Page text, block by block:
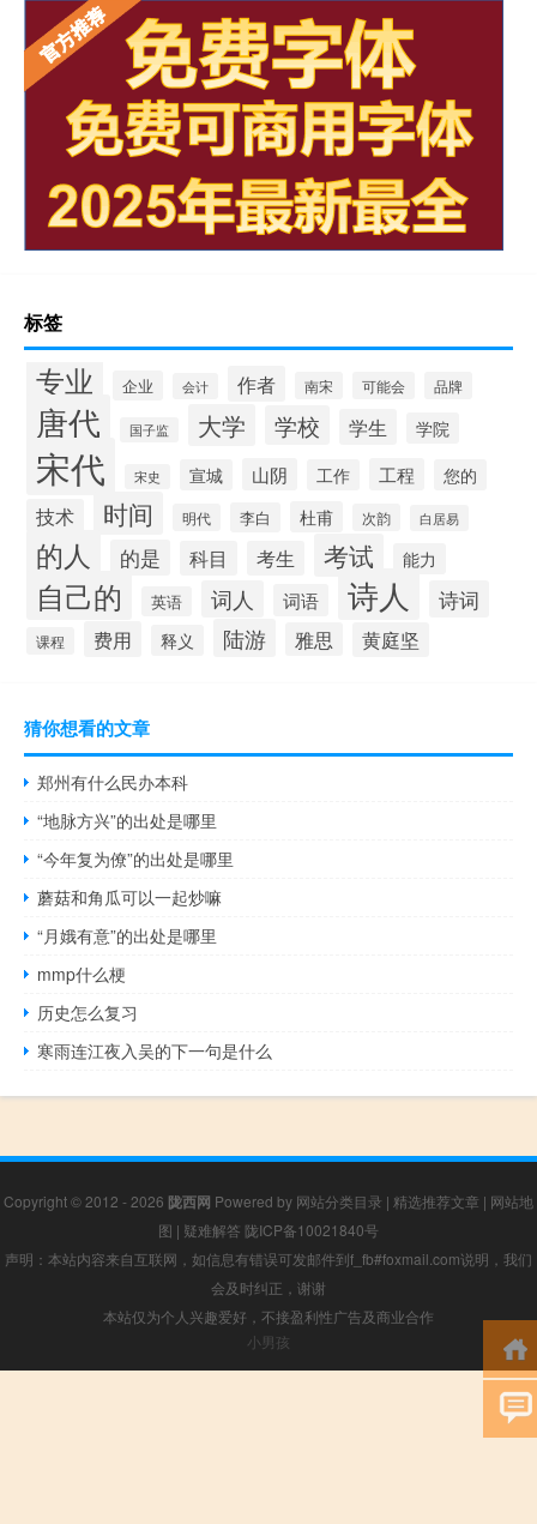
标签
专业 企业 会计 作者 南宋 可能会 品牌
唐代 国子监 大学 学校 学生 学院
宋代 宋史 宣城 山阴 工作 工程 您的
技术 时间 明代 李白 杜甫 次韵 白居易
的人 的是 科目 考生 考试 能力
自己的 英语 词人 词语 诗人 诗词
课程 费用 释义 陆游 雅思 黄庭坚
猜你想看的文章
郑州有什么民办本科
“地脉方兴”的出处是哪里
“今年复为僚”的出处是哪里
蘑菇和角瓜可以一起炒嘛
“月娥有意”的出处是哪里
mmp什么梗
历史怎么复习
寒雨连江夜入吴的下一句是什么
Copyright © 2012 - 2026 陇西网 Powered by 网站分类目录 | 精选推荐文章 | 网站地
图 | 疑难解答 陇ICP备10021840号
声明：本站内容来自互联网，如信息有错误可发邮件到f_fb#foxmail.com说明，我们
会及时纠正，谢谢
本站仅为个人兴趣爱好，不接盈利性广告及商业合作
小男孩